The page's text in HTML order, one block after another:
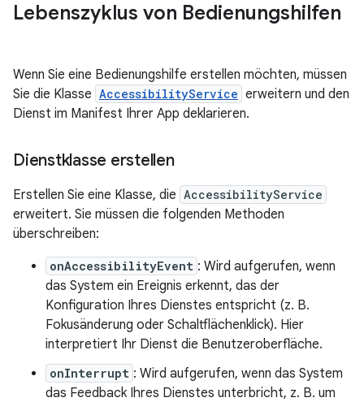
Lebenszyklus von Bedienungshilfen
Wenn Sie eine Bedienungshilfe erstellen möchten, müssen
Sie die Klasse AccessibilityService erweitern und den
Dienst im Manifest Ihrer App deklarieren.
Dienstklasse erstellen
Erstellen Sie eine Klasse, die AccessibilityService
erweitert. Sie müssen die folgenden Methoden
überschreiben:
onAccessibilityEvent : Wird aufgerufen, wenn
das System ein Ereignis erkennt, das der
Konfiguration Ihres Dienstes entspricht (z. B.
Fokusänderung oder Schaltflächenklick). Hier
interpretiert Ihr Dienst die Benutzeroberfläche.
onInterrupt : Wird aufgerufen, wenn das System
das Feedback Ihres Dienstes unterbricht, z. B. um